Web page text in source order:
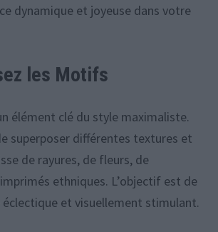
dynamique et joyeuse dans votre
les Motifs
élément clé du style maximaliste.
superposer différentes textures et
de rayures, de fleurs, de
ethniques. L’objectif est de
éclectique et visuellement stimulant.